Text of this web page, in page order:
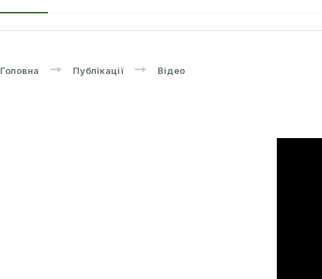
Головна Публікації Відео